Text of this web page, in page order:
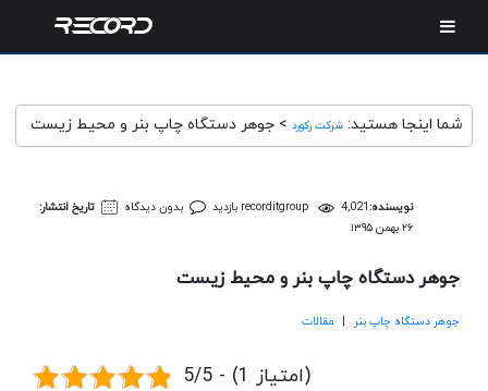
شما اینجا هستید: شرکت رکورد > جوهر دستگاه چاپ بنر و محیط زیست
نویسنده: recorditgroup 4,021 بازدید بدون دیدگاه
تاریخ انتشار:
۲۶ بهمن ۱۳۹۵
جوهر دستگاه چاپ بنر و محیط زیست
جوهر دستگاه چاپ بنر | مقالات
5/5 - (1 امتیاز)